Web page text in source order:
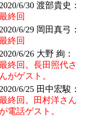
6/30 渡部貴史：
終回
6/29 岡田真弓：
終回
6/26 大野 絢：
終回。長田照代さ
んがゲスト。
6/25 田中宏駿：
終回。田村洋さん
が電話ゲスト。